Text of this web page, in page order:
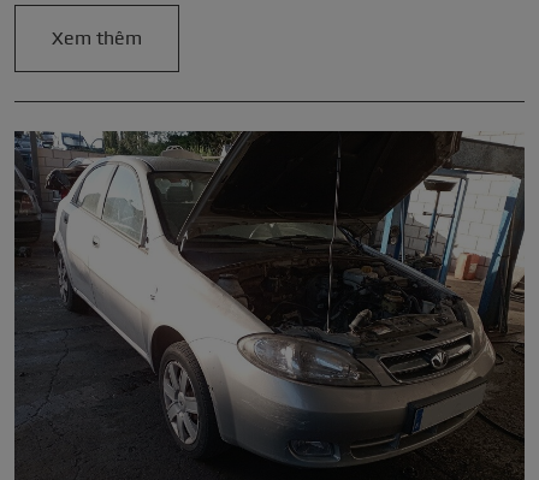
Xem thêm